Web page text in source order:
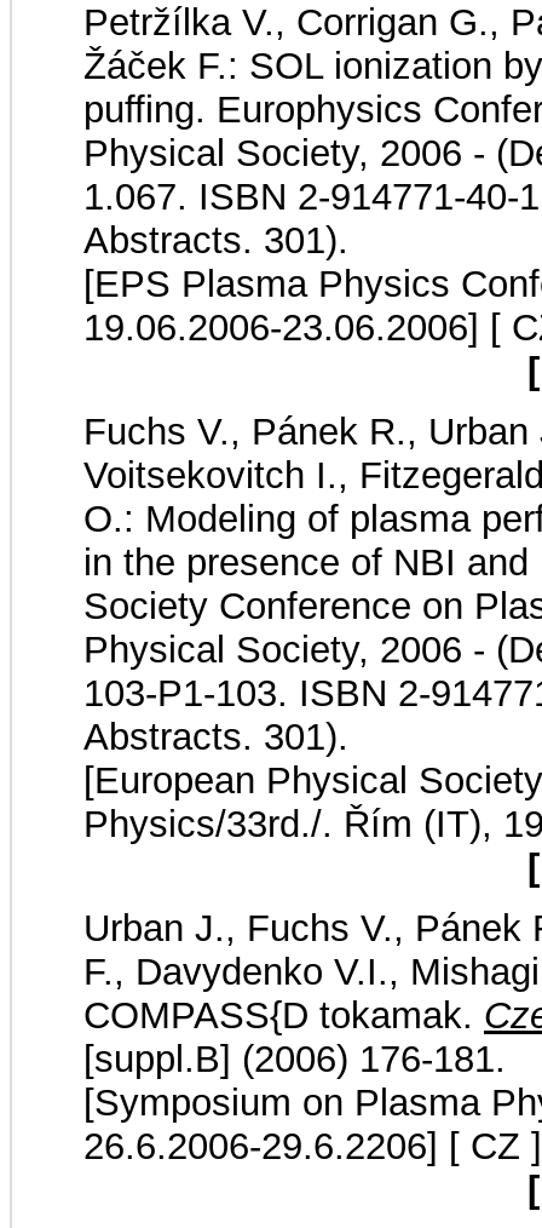
Petržílka V., Corrigan G.,
Žáček F.: SOL ionization
puffing. Europhysics
Physical Society, 2006 -
1.067. ISBN 2-914771-40-
Abstracts. 301).
[EPS Plasma Physics
19.06.2006-23.06.2006] [
Fuchs V., Pánek R.,
Voitsekovitch I.,
O.: Modeling of plasma
in the presence of NBI
Society Conference on
Physical Society, 2006 -
103-P1-103. ISBN 2-
Abstracts. 301).
[European Physical
Physics/33rd./. Řím (IT),
Urban J., Fuchs V.,
F., Davydenko V.I.,
COMPASS{D tokamak.
[suppl.B] (2006) 176-181.
[Symposium on Plasma
26.6.2006-29.6.2206] [ CZ ]